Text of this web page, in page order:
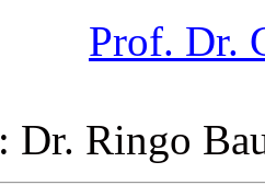
Prof. Dr.
Dr. Ringo